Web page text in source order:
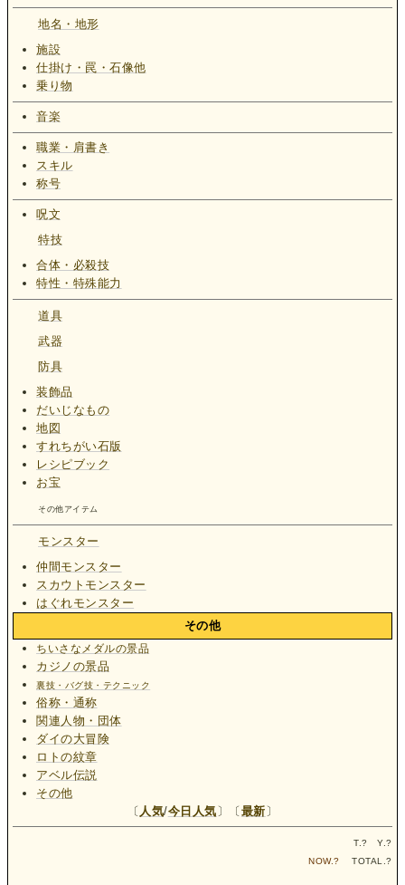
地名・地形
施設
仕掛け・罠・石像他
乗り物
音楽
職業・肩書き
スキル
称号
呪文
特技
合体・必殺技
特性・特殊能力
道具
武器
防具
装飾品
だいじなもの
地図
すれちがい石版
レシピブック
お宝
その他アイテム
モンスター
仲間モンスター
スカウトモンスター
はぐれモンスター
その他
ちいさなメダルの景品
カジノの景品
裏技・バグ技・テクニック
俗称・通称
関連人物・団体
ダイの大冒険
ロトの紋章
アベル伝説
その他
〔 人気/今日人気 〕〔 最新 〕
T.? Y.?
NOW.? TOTAL.?